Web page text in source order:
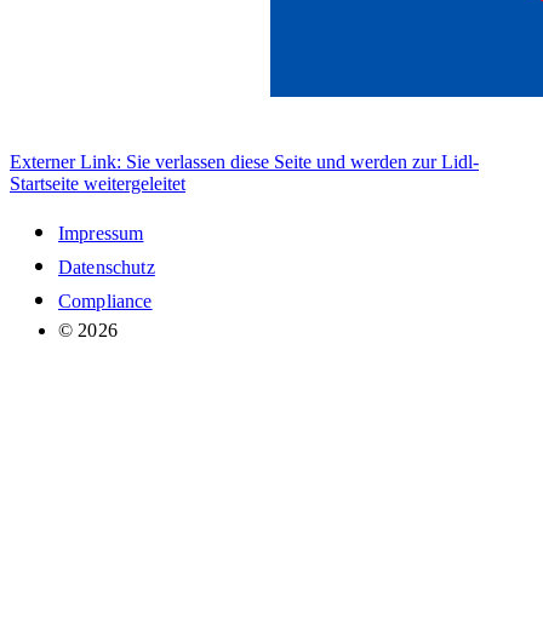
Externer Link: Sie verlassen diese Seite und werden zur Lidl-
Startseite weitergeleitet
Impressum
Datenschutz
Compliance
© 2026